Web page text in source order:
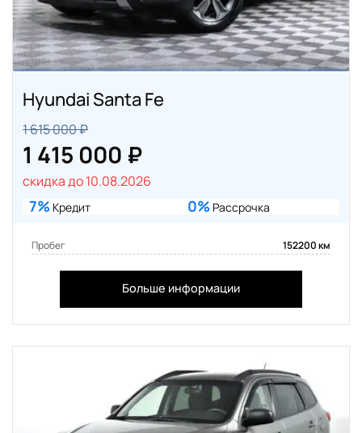
Hyundai Santa Fe
1 615 000 ₽
1 415 000 ₽
скидка до 10.08.2026
7% Кредит 0% Рассрочка
Пробег 152200 км
Больше информации